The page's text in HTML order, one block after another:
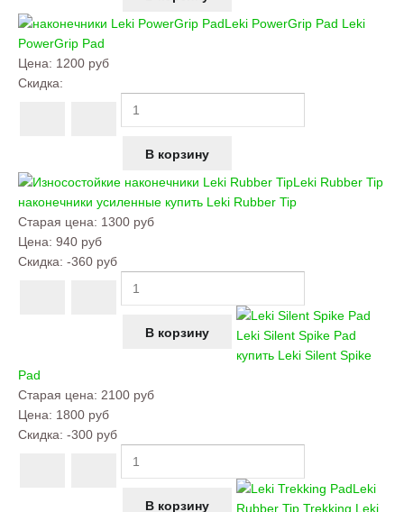
Leki PowerGrip Pad Leki
PowerGrip Pad
Цена: 1200 руб
Скидка:
Leki Rubber Tip
наконечники усиленные купить Leki Rubber Tip
Старая цена: 1300 руб
Цена: 940 руб
Скидка: -360 руб
Leki Silent Spike Pad
купить Leki Silent Spike
Pad
Старая цена: 2100 руб
Цена: 1800 руб
Скидка: -300 руб
Leki
Rubber Tip Trekking Leki